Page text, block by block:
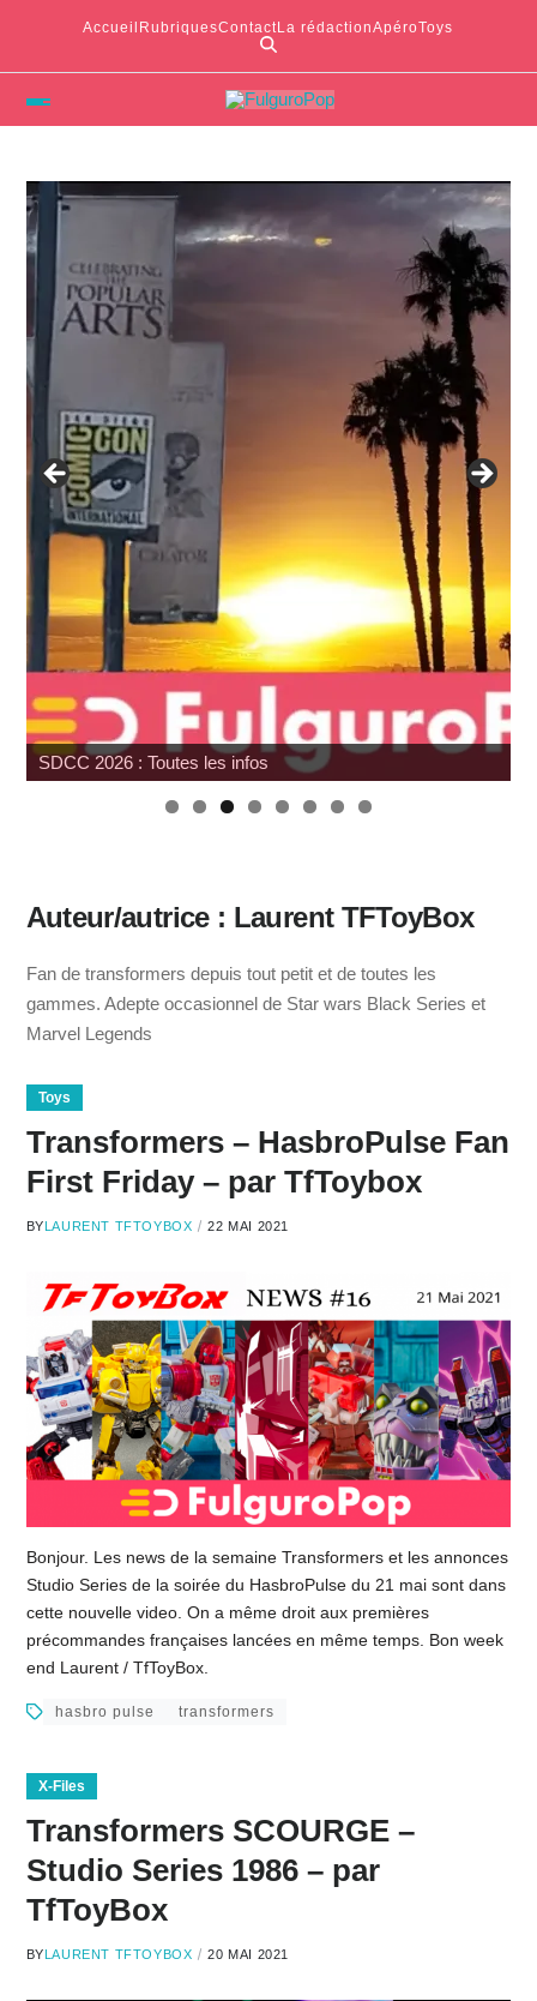
Accueil RubriquesContactLa rédactionApéroToys
SDCC 2026 : Toutes les infos
Auteur/autrice : Laurent TFToyBox
Fan de transformers depuis tout petit et de toutes les
gammes. Adepte occasionnel de Star wars Black Series et
Marvel Legends
Toys
Transformers – HasbroPulse Fan
First Friday – par TfToybox
BYLAURENT TFTOYBOX 22 MAI 2021
Bonjour. Les news de la semaine Transformers et les annonces
Studio Series de la soirée du HasbroPulse du 21 mai sont dans
cette nouvelle video. On a même droit aux premières
précommandes françaises lancées en même temps. Bon week
end Laurent / TfToyBox.
hasbro pulse transformers
X-Files
Transformers SCOURGE –
Studio Series 1986 – par
TfToyBox
BYLAURENT TFTOYBOX 20 MAI 2021